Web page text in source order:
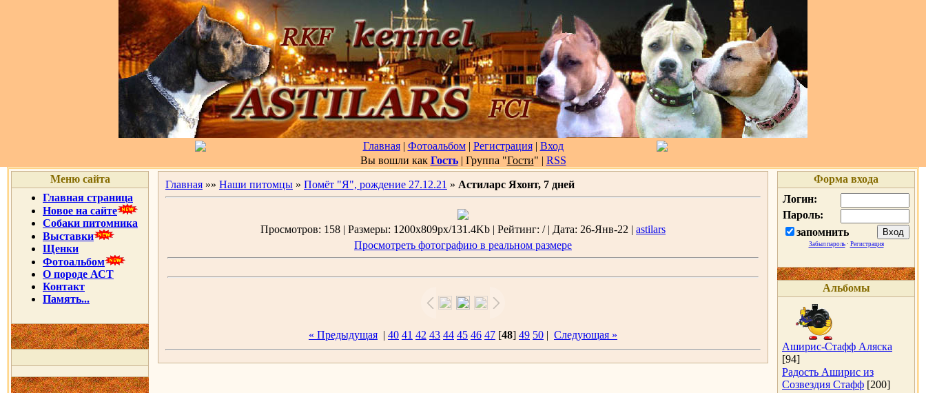
Главная| Фотоальбом| Регистрация| Вход
Вы вошли как Гость| Группа "Гости" | RSS
Меню сайта
Главная страница
Новое на сайте
Собаки питомника
Выставки
Щенки
Фотоальбом
О породе АСТ
Контакт
Память...
Главная »» Наши питомцы » Помёт "Я", рождение 27.12.21 » Астиларс Яхонт, 7 дней
Просмотров: 158 | Размеры: 1200x809px/131.4Kb | Рейтинг: / | Дата: 26-Янв-22 | astilars
Просмотреть фотографию в реальном размере
« Предыдущая | 40 41 42 43 44 45 46 47 [48] 49 50 | Следующая »
Форма входа
Логин:
Пароль:
запомнить
Забыл пароль· Регистрация
Альбомы
Аширис-Стафф Аляска
[94]
Радость Аширис из
Созвездия Стафф [200]